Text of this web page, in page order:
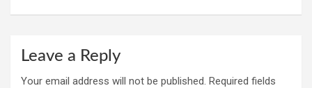
Leave a Reply
Your email address will not be published. Required fields